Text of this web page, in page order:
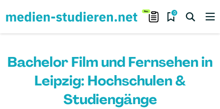
0
Bachelor Film und Fernsehen in
Leipzig: Hochschulen &
Studiengänge